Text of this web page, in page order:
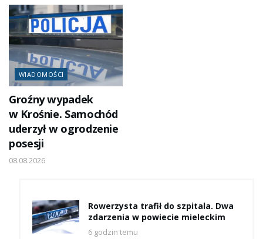
WIADOMOŚCI
Groźny wypadek
w Krośnie. Samochód
uderzył w ogrodzenie
posesji
08.08.2026
Rowerzysta trafił do szpitala. Dwa
zdarzenia w powiecie mieleckim
6 godzin temu